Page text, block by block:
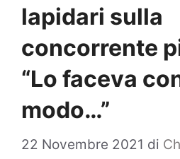
lapidari sulla
concorrente
“Lo faceva
modo…”
22 Novembre 2021 di